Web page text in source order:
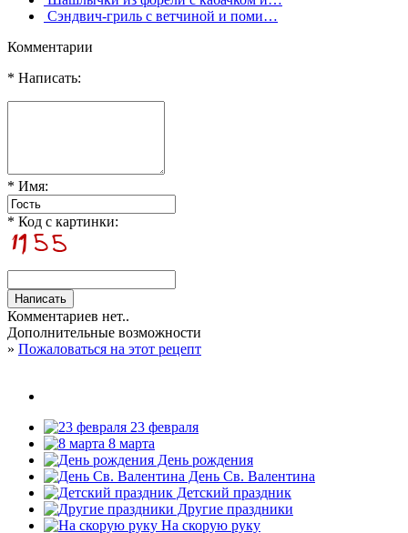
Сэндвич-гриль с ветчиной и поми…
Комментарии
* Написать:
* Имя:
* Код с картинки:
Комментариев нет..
Дополнительные возможности
» Пожаловаться на этот рецепт
23 февраля
8 марта
День рождения
День Св. Валентина
Детский праздник
Другие праздники
На скорую руку